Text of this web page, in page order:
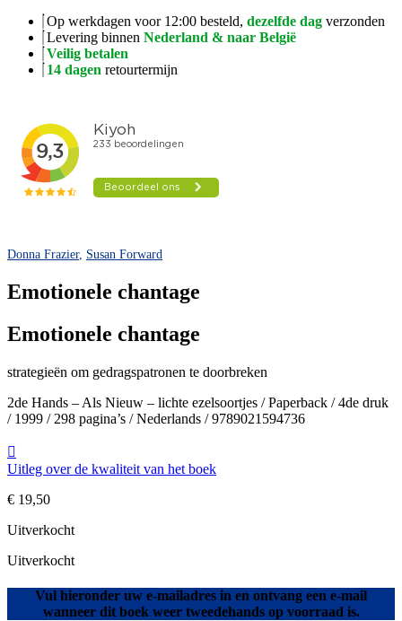
Op werkdagen voor 12:00 besteld, dezelfde dag verzonden
Levering binnen Nederland & naar België
Veilig betalen
14 dagen retourtermijn
Donna Frazier, Susan Forward
Emotionele chantage
Emotionele chantage
strategieën om gedragspatronen te doorbreken
2de Hands – Als Nieuw – lichte ezelsoortjes / Paperback / 4de druk
/ 1999 / 298 pagina’s / Nederlands / 9789021594736
Uitleg over de kwaliteit van het boek
€ 19,50
Uitverkocht
Uitverkocht
Vul hieronder uw e-mailadres in en ontvang een e-mail
wanneer dit boek weer tweedehands op voorraad is.